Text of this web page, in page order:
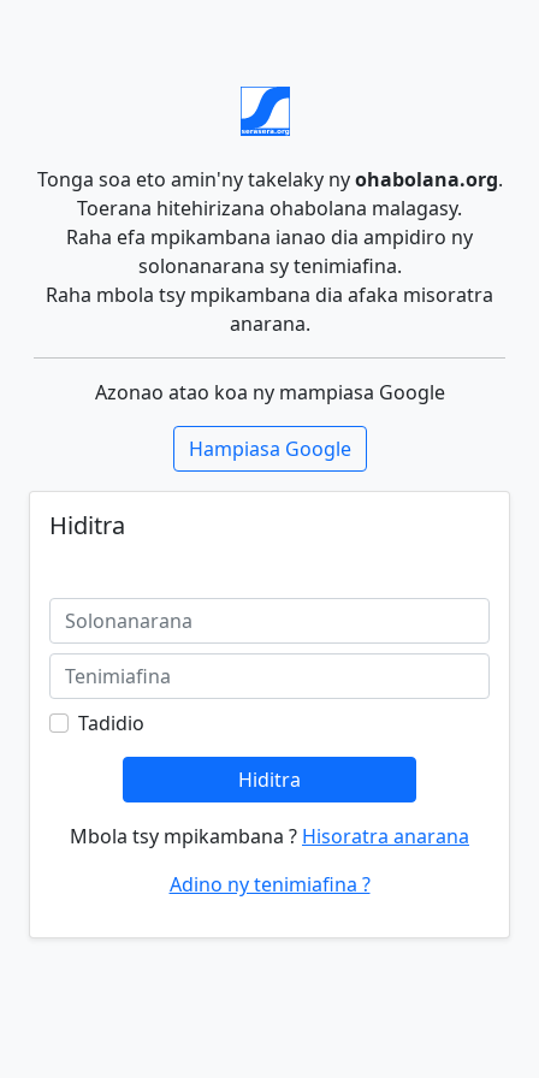
Tonga soa eto amin'ny takelaky nyohabolana.org.
Toerana hitehirizana ohabolana malagasy.
Raha efa mpikambana ianao dia ampidiro ny
solonanarana sy tenimiafina.
Raha mbola tsy mpikambana dia afaka misoratra
anarana.
Azonao atao koa ny mampiasa Google
Hampiasa Google
Hiditra
Tadidio
Hiditra
Mbola tsy mpikambana ? Hisoratra anarana
Adino ny tenimiafina ?